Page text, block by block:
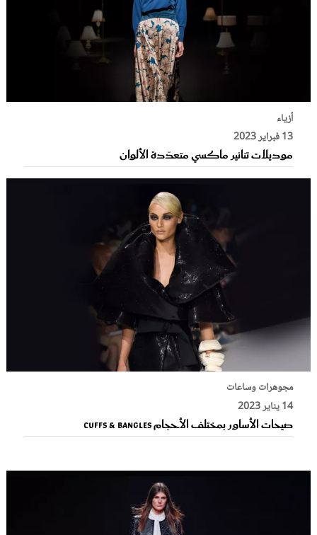
أزياء
13 فبراير 2023
موديلات تنانير ماكسي متعدّدة الألوان
مجوهرات وساعات
14 يناير 2023
صيحات الأساور بمختلف الأحجام Cuffs & Bangles